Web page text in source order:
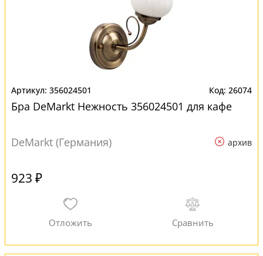
356024501 26074
Бра DeMarkt Нежность 356024501 для кафе
DeMarkt (Германия) архив
923 ₽